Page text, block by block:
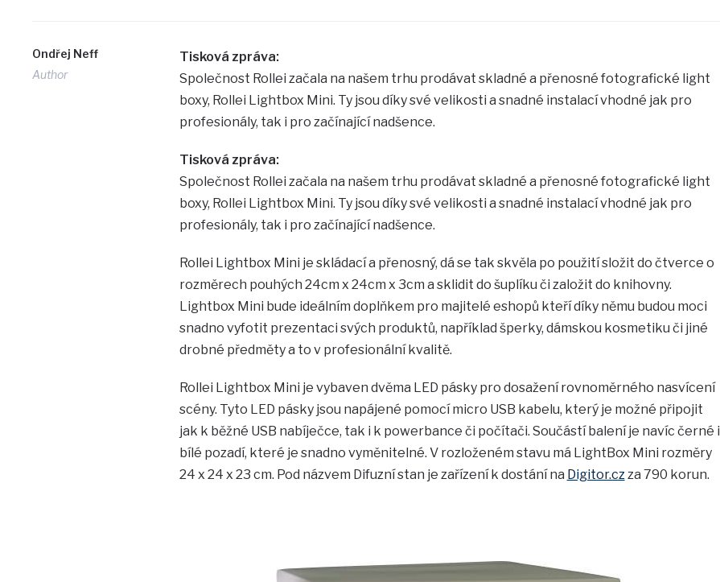
Ondřej Neff
Author
Tisková zpráva:
Společnost Rollei začala na našem trhu prodávat skladné a přenosné fotografické light
boxy, Rollei Lightbox Mini. Ty jsou díky své velikosti a snadné instalací vhodné jak pro
profesionály, tak i pro začínající nadšence.
Tisková zpráva:
Společnost Rollei začala na našem trhu prodávat skladné a přenosné fotografické light
boxy, Rollei Lightbox Mini. Ty jsou díky své velikosti a snadné instalací vhodné jak pro
profesionály, tak i pro začínající nadšence.
Rollei Lightbox Mini je skládací a přenosný, dá se tak skvěla po použití složit do čtverce o
rozměrech pouhých 24cm x 24cm x 3cm a sklidit do šuplíku či založit do knihovny.
Lightbox Mini bude ideálním doplňkem pro majitelé eshopů kteří díky němu budou moci
snadno vyfotit prezentaci svých produktů, například šperky, dámskou kosmetiku či jiné
drobné předměty a to v profesionální kvalitě.
Rollei Lightbox Mini je vybaven dvěma LED pásky pro dosažení rovnoměrného nasvícení
scény. Tyto LED pásky jsou napájené pomocí micro USB kabelu, který je možné připojit
jak k běžné USB nabíječce, tak i k powerbance či počítači. Součástí balení je navíc černé i
bílé pozadí, které je snadno vyměnitelné. V rozloženém stavu má LightBox Mini rozměry
24 x 24 x 23 cm. Pod názvem Difuzní stan je zařízení k dostání na Digitor.czza 790 korun.